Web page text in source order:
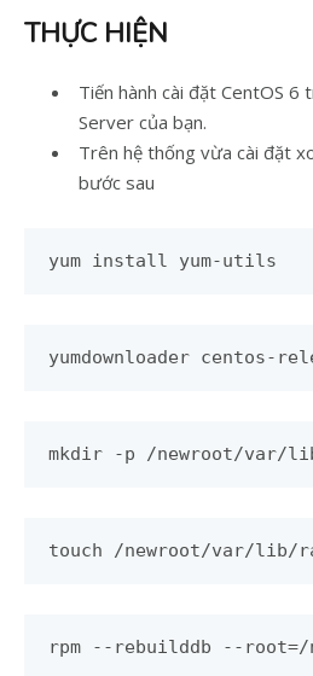
THỰC HIỆN
Tiến hành cài đặt CentOS 6
Server của bạn.
Trên hệ thống vừa cài đặt
bước sau
yum install yum-utils
yumdownloader centos-
mkdir -p /newroot/var/
touch /newroot/var/lib/
rpm --rebuilddb --root=/